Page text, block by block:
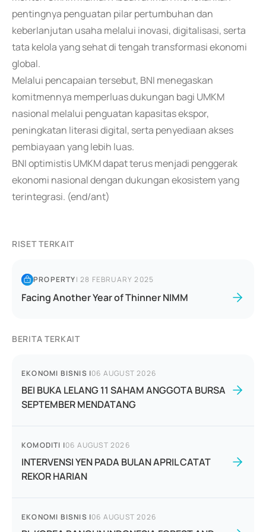
pentingnya penguatan pilar pertumbuhan dan
keberlanjutan usaha melalui inovasi, digitalisasi, serta
tata kelola yang sehat di tengah transformasi ekonomi
global.
Melalui pencapaian tersebut, BNI menegaskan
komitmennya memperluas dukungan bagi UMKM
nasional melalui penguatan kapasitas ekspor,
peningkatan literasi digital, serta penyediaan akses
pembiayaan yang lebih luas.
BNI optimistis UMKM dapat terus menjadi penggerak
ekonomi nasional dengan dukungan ekosistem yang
terintegrasi. (end/ant)
RISET TERKAIT
PROPERTY|28 FEBRUARY 2025
Facing Another Year of Thinner NIMM
BERITA TERKAIT
EKONOMI BISNIS |06 AUGUST 2026
BEI BUKA LELANG 11 SAHAM ANGGOTA BURSA
SEPTEMBER MENDATANG
KOMODITI |06 AUGUST 2026
INTERVENSI YEN PADA BULAN APRIL CATAT
REKOR HARIAN
EKONOMI BISNIS |06 AUGUST 2026